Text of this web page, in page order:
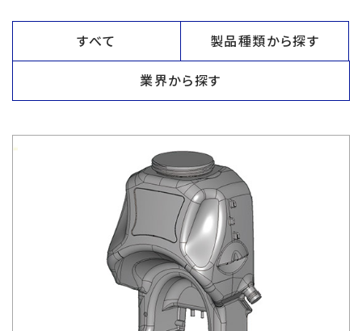
すべて 製品種類から探す
業界から探す